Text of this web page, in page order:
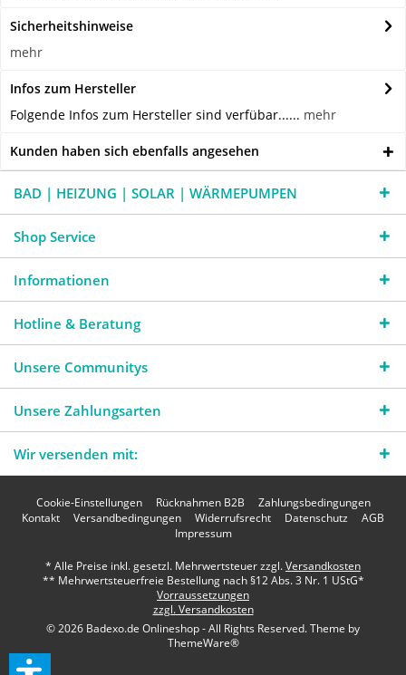
Sicherheitshinweise
mehr
Infos zum Hersteller
Folgende Infos zum Hersteller sind verfübar...... mehr
Kunden haben sich ebenfalls angesehen
BAD | HEIZUNG | SOLAR | WÄRMEPUMPEN
Shop Service
Informationen
Hotline & Beratung
Unsere Communitys
Unsere Zahlungsarten
Wir versenden mit:
Cookie-Einstellungen Rücknahmen B2B
Zahlungsbedingungen
Kontakt
Versandbedingungen Widerrufsrecht Datenschutz
AGB
Impressum
* Alle Preise inkl. gesetzl. Mehrwertsteuer zzgl.Versandkosten
** Mehrwertsteuerfreie Bestellung nach §12 Abs. 3 Nr. 1 UStG*
Vorraussetzungen
zzgl. Versandkosten
© 2026 Badexo.de Onlineshop - All Rights Reserved. Theme by
ThemeWare®